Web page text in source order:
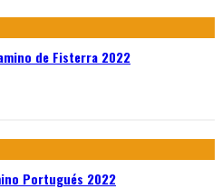
de Fisterra 2022
Portugués 2022